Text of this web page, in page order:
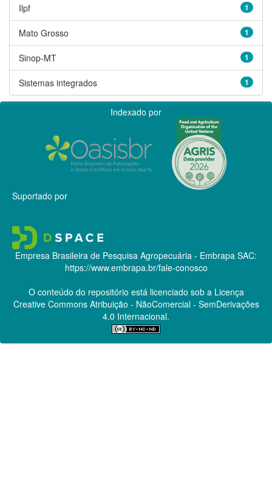
1
Ilpf
1
Mato Grosso
1
Sinop-MT
1
Sistemas integrados
Indexado por
Suportado por
Empresa Brasileira de Pesquisa Agropecuária - Embrapa SAC:
https://www.embrapa.br/fale-conosco
O conteúdo do repositório está licenciado sob a Licença
Creative CommonsAtribuição - NãoComercial - SemDerivações
4.0 Internacional.